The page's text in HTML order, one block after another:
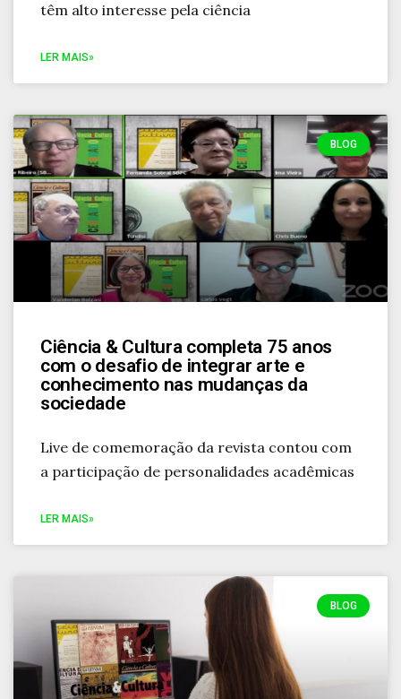
têm alto interesse pela ciência
LER MAIS»
BLOG
Ciência & Cultura completa 75 anos
com o desafio de integrar arte e
conhecimento nas mudanças da
sociedade
Live de comemoração da revista contou com
a participação de personalidades acadêmicas
LER MAIS»
BLOG